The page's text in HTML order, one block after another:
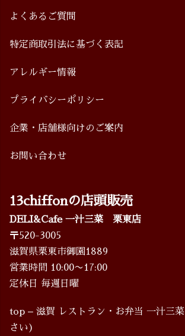
よくあるご質問
特定商取引法に基づく表記
アレルギー情報
プライバシーポリシー
企業・店舗様向けのご案内
お問い合わせ
13chiffonの店頭販売
DELI&Cafe 一汁三菜 栗東店
〒520-3005
滋賀県栗東市御園1889
営業時間 10:00〜17:00
定休日 毎週日曜
top – 滋賀 レストラン・お弁当 一汁三
さい)